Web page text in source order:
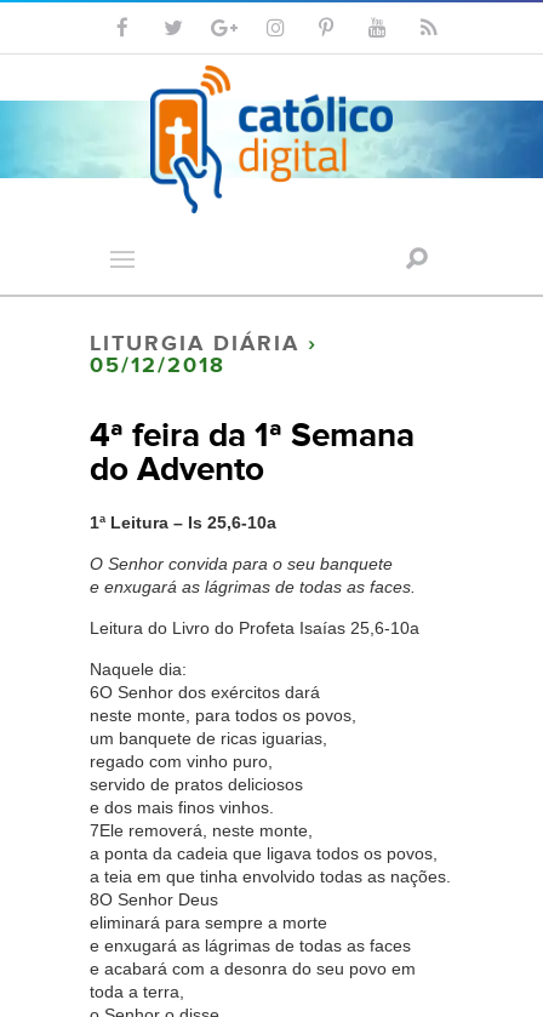
LITURGIA DIÁRIA ›
05/12/2018
4ª feira da 1ª Semana
do Advento
1ª Leitura – Is 25,6-10a
O Senhor convida para o seu banquete
e enxugará as lágrimas de todas as faces.
Leitura do Livro do Profeta Isaías 25,6-10a
Naquele dia:
6O Senhor dos exércitos dará
neste monte, para todos os povos,
um banquete de ricas iguarias,
regado com vinho puro,
servido de pratos deliciosos
e dos mais finos vinhos.
7Ele removerá, neste monte,
a ponta da cadeia que ligava todos os povos,
a teia em que tinha envolvido todas as nações.
8O Senhor Deus
eliminará para sempre a morte
e enxugará as lágrimas de todas as faces
e acabará com a desonra do seu povo em
toda a terra,